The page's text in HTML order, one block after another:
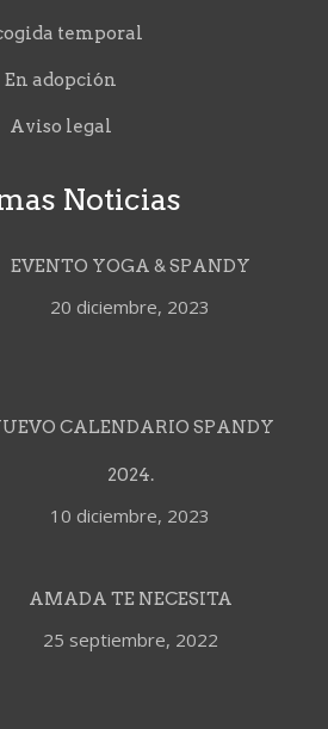
temporal
En adopción
Aviso legal
Noticias
EVENTO YOGA & SPANDY
20 diciembre, 2023
CALENDARIO SPANDY
2024.
10 diciembre, 2023
AMADA TE NECESITA
25 septiembre, 2022